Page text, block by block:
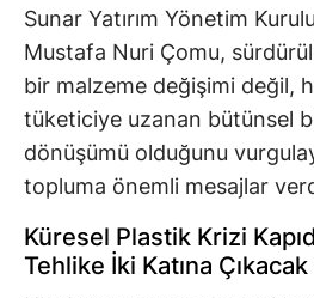
Sunar Yatırım Yönetim
Mustafa Nuri Çomu,
bir malzeme değişimi değil,
tüketiciye uzanan bütünsel
dönüşümü olduğunu
topluma önemli mesajlar
Küresel Plastik Krizi
Tehlike İki Katına Çıkacak